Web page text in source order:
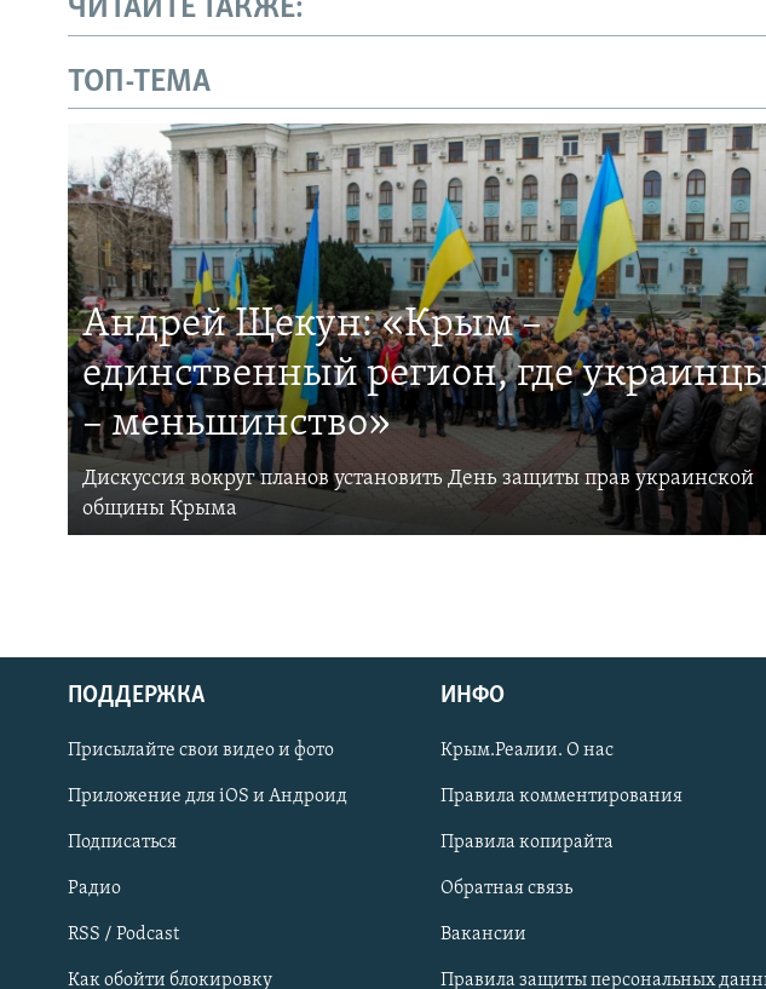
Українською
Qırımtatar
ПРИСОЕДИНЯЙТЕСЬ!
ЧИТАЙТЕ ТАКЖЕ:
ТОП-ТЕМА
Андрей Щекун: «Крым –
единственный регион, где
– меньшинство»
Дискуссия вокруг планов установить День защиты прав украинской
общины Крыма
ПОДДЕРЖКА
Присылайте свои видео и фото
Приложение для iOS и Андроид
Подписаться
Радио
RSS / Podcast
Как обойти блокировку
ИНФО
Крым.Реалии. О нас
Правила комментирования
Правила копирайта
Обратная связь
Вакансии
Правила защиты персональных